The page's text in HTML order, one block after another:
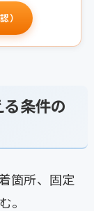
）
条件の
箇所、固定
。